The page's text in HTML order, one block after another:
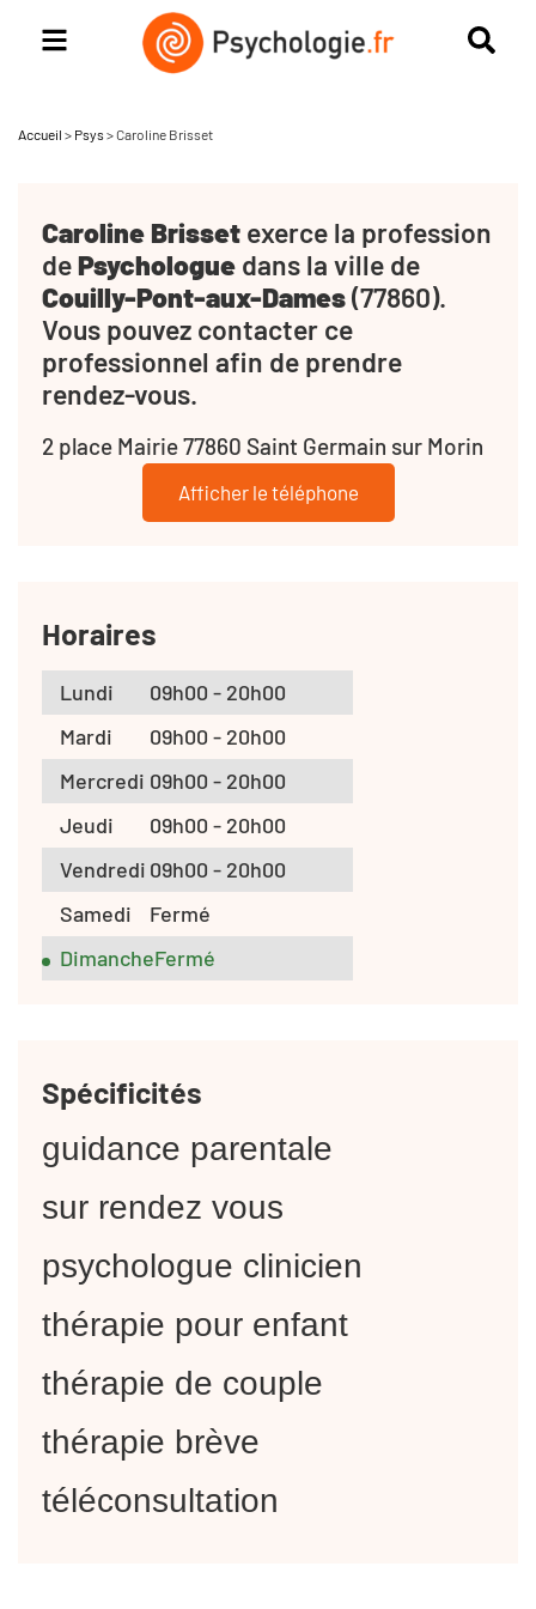
Accueil > Psys >Caroline Brisset
Caroline Brisset exerce la profession
dePsychologue dans la ville de
Couilly-Pont-aux-Dames(77860).
Vous pouvez contacter ce
professionnel afin de prendre
rendez-vous.
2 place Mairie 77860 Saint Germain sur Morin
Afficher le téléphone
Horaires
Lundi
09h00 - 20h00
Mardi
09h00 - 20h00
Mercredi 09h00 - 20h00
Jeudi
09h00 - 20h00
Vendredi 09h00 - 20h00
Samedi
Fermé
DimancheFermé
Spécificités
guidance parentale
sur rendez vous
psychologue clinicien
thérapie pour enfant
thérapie de couple
thérapie brève
téléconsultation